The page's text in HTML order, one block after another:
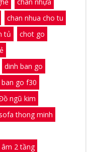
chan nhua cho tu
tủ
chot go
dinh ban go
go f30
ngũ kim
thong minh
2 tầng